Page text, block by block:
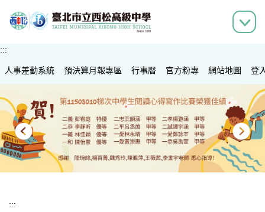
到
容
區
:::
人事差勤系統 預決算月報專區 行事曆 官方粉專 網站地圖 登
:::